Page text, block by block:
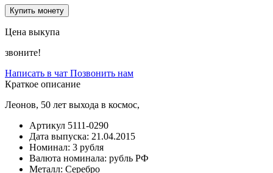
Купить монету
Цена выкупа
звоните!
Написать в чат Позвонить нам
Краткое описание
Леонов, 50 лет выхода в космос,
Артикул 5111-0290
Дата выпуска: 21.04.2015
Номинал: 3 рубля
Валюта номинала: рубль РФ
Металл: Серебро